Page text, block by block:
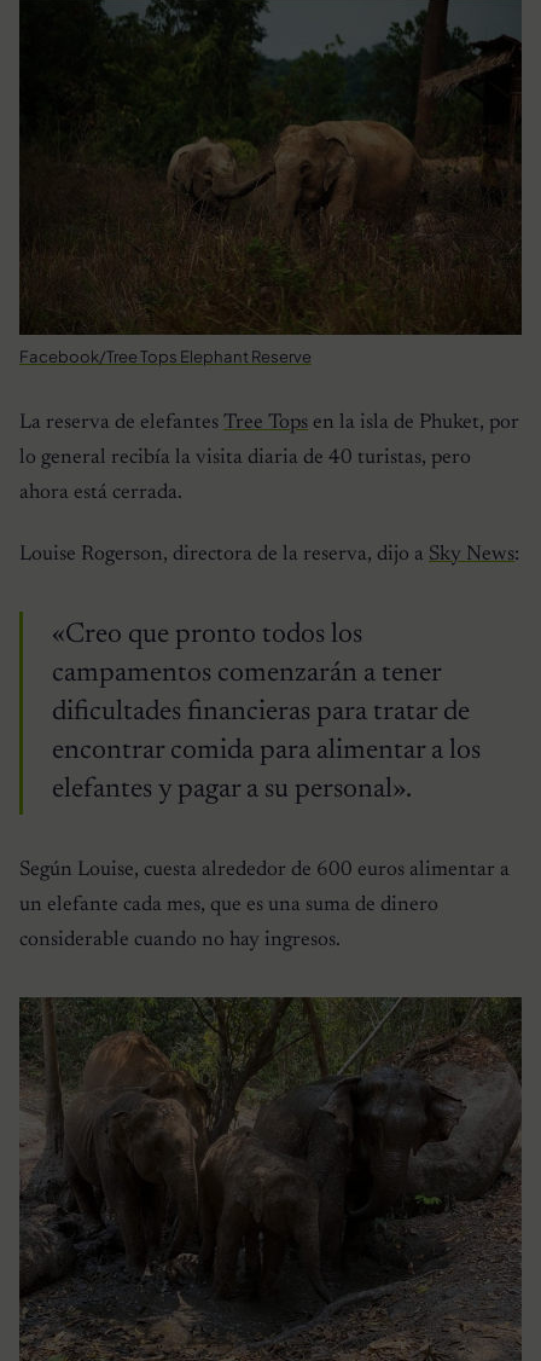
Facebook/Tree Tops Elephant Reserve
La reserva de elefantes Tree Tops en la isla de Phuket, por
lo general recibía la visita diaria de 40 turistas, pero
ahora está cerrada.
Louise Rogerson, directora de la reserva, dijo a Sky News:
«Creo que pronto todos los
campamentos comenzarán a tener
dificultades financieras para tratar de
encontrar comida para alimentar a los
elefantes y pagar a su personal».
Según Louise, cuesta alrededor de 600 euros alimentar a
un elefante cada mes, que es una suma de dinero
considerable cuando no hay ingresos.